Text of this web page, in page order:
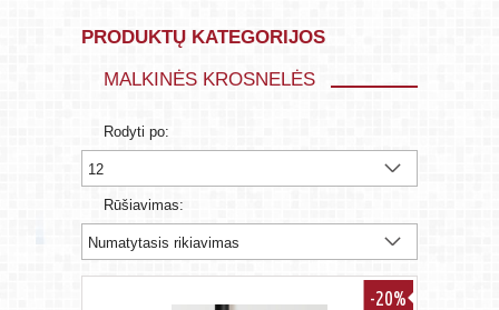
PRODUKTŲ KATEGORIJOS
MALKINĖS KROSNELĖS
Rodyti po:
Rūšiavimas:
-20%